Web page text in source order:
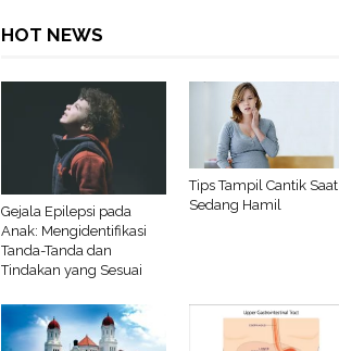
HOT NEWS
Gejala Epilepsi pada
Anak: Mengidentifikasi
Tanda-Tanda dan
Tindakan yang Sesuai
Tips Tampil Cantik Saat
Sedang Hamil